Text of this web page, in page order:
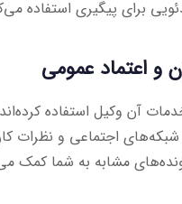
برای پیگیری استفاده
آن وکیل استفاده
اجتماعی و نظرات
مشابه به شما کمک